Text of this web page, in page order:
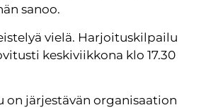
sanoo.
vielä. Harjoituskilpailu
keskiviikkona klo 17.30
on järjestävän organisaation